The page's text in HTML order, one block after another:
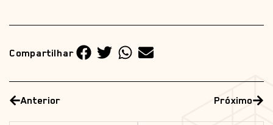
Compartilhar
Anterior Próximo